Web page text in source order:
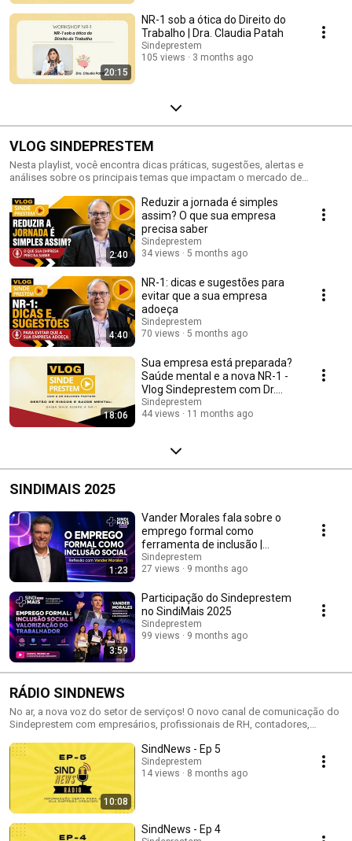
20:15
NR-1 sob a ótica do Direito do
Trabalho | Dra. Claudia Patah
Sindeprestem
105 views
3 months ago
VLOG SINDEPRESTEM
Nesta playlist, você encontra dicas práticas, sugestões, alertas e
análises sobre os principais temas que impactam o mercado de
de serviços, terceirização e trabalho temporário, bem como para
profissionais de RH e do jurídico, com orientações que apoiam a tomada
de decisão e a gestão segura do dia a dia. O Vlog Sindeprestem é um
espaço pensado para quem busca orientação qualificada, boas práticas
e insights aplicáveis, acompanhando de forma estratégica os desafios e
as tendências das relações de trabalho no Brasil.
2:40
Reduzir a jornada é simples
assim? O que sua empresa
precisa saber
Sindeprestem
34 views
5 months ago
4:40
NR-1: dicas e sugestões para
evitar que a sua empresa
adoeça
Sindeprestem
70 views
5 months ago
18:06
Sua empresa está preparada?
Saúde mental e a nova NR-1 -
Vlog Sindeprestem com Dr.
Eduardo Pastore
Sindeprestem
44 views
11 months ago
SINDIMAIS 2025
1:23
Vander Morales fala sobre o
emprego formal como
ferramenta de inclusão |
SindiMais 2025
Sindeprestem
27 views
9 months ago
3:59
Participação do Sindeprestem
no SindiMais 2025
Sindeprestem
99 views
9 months ago
RÁDIO SINDNEWS
No ar, a nova voz do setor de serviços! O novo canal de comunicação do
Sindeprestem com empresários, profissionais de RH, contadores,
trabalho. Você vai ficar por dentro das principais notícias do sindicato,
das atualizações que impactam o setor e das pautas que defendemos
em Brasília. Aperte o play, siga nosso canal e acompanhe semanalmente
os destaques do universo trabalhista e sindical, sempre com informação
confiável e direta ao ponto.
10:08
SindNews - Ep 5
Sindeprestem
14 views
8 months ago
SindNews - Ep 4